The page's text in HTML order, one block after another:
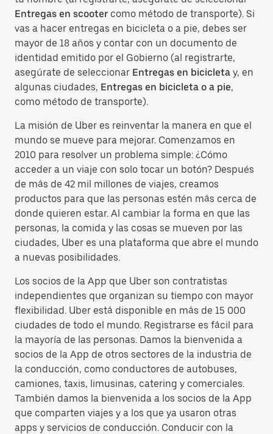
Entregas en scooter como método de transporte). Si
vas a hacer entregas en bicicleta o a pie, debes ser
mayor de 18 años y contar con un documento de
identidad emitido por el Gobierno (al registrarte,
asegúrate de seleccionar Entregas en bicicleta y, en
algunas ciudades, Entregas en bicicleta o a pie,
como método de transporte).
La misión de Uber es reinventar la manera en que el
mundo se mueve para mejorar. Comenzamos en
2010 para resolver un problema simple: ¿Cómo
acceder a un viaje con solo tocar un botón? Después
de más de 42 mil millones de viajes, creamos
productos para que las personas estén más cerca de
donde quieren estar. Al cambiar la forma en que las
personas, la comida y las cosas se mueven por las
ciudades, Uber es una plataforma que abre el mundo
a nuevas posibilidades.
Los socios de la App que Uber son contratistas
independientes que organizan su tiempo con mayor
flexibilidad. Uber está disponible en más de 15 000
ciudades de todo el mundo. Registrarse es fácil para
la mayoría de las personas. Damos la bienvenida a
socios de la App de otros sectores de la industria de
la conducción, como conductores de autobuses,
camiones, taxis, limusinas, catering y comerciales.
También damos la bienvenida a los socios de la App
que comparten viajes y a los que ya usaron otras
apps y servicios de conducción. Conducir con la